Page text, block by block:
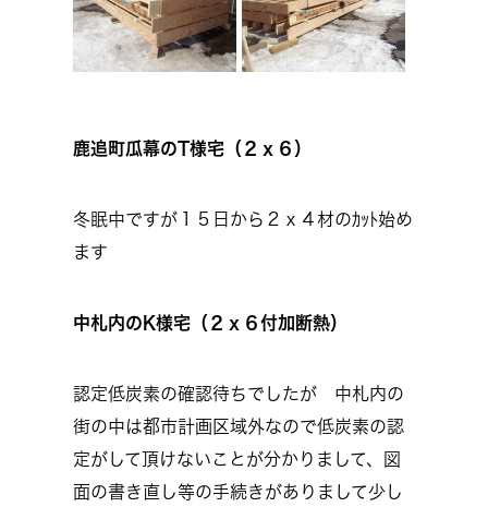
鹿追町瓜幕のT様宅（２ｘ６）
冬眠中ですが１５日から２ｘ４材のｶｯﾄ始め
ます
中札内のK様宅（２ｘ６付加断熱）
認定低炭素の確認待ちでしたが 中札内の
街の中は都市計画区域外なので低炭素の認
定がして頂けないことが分かりまして、図
面の書き直し等の手続きがありまして少し